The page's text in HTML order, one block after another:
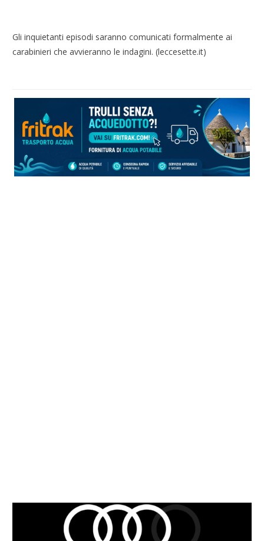
Gli inquietanti episodi saranno comunicati formalmente ai
carabinieri che avvieranno le indagini. (leccesette.it)